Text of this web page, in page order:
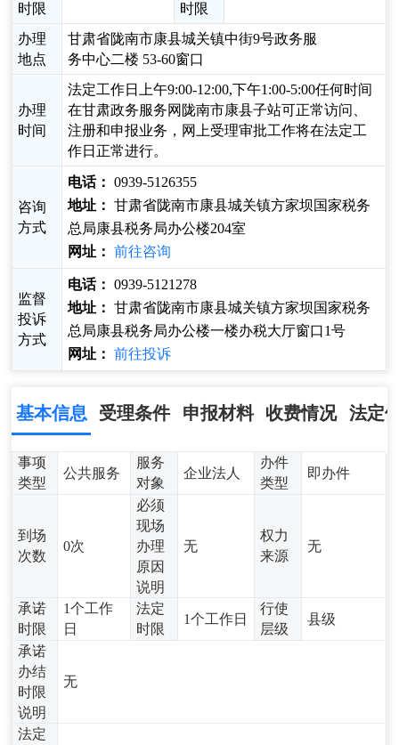
时限
时限
办理
地点
甘肃省陇南市康县城关镇中街9号政务服
务中心二楼 53-60窗口
办理
时间
法定工作日上午9:00-12:00,下午1:00-5:00任何时间
在甘肃政务服务网陇南市康县子站可正常访问、
注册和申报业务，网上受理审批工作将在法定工
作日正常进行。
咨询
方式
电话： 0939-5126355
地址： 甘肃省陇南市康县城关镇方家坝国家税务
总局康县税务局办公楼204室
网址： 前往咨询
监督
投诉
方式
电话： 0939-5121278
地址： 甘肃省陇南市康县城关镇方家坝国家税务
总局康县税务局办公楼一楼办税大厅窗口1号
网址： 前往投诉
基本信息 受理条件 申报材料 收费情况 法定
事项
类型
公共服务
服务
对象
企业法人
办件
类型
即办件
到场
次数
0次
必须
现场
办理
原因
说明
无
权力
来源
无
承诺
时限
1个工作
日
法定
时限
1个工作日
行使
层级
县级
承诺
办结
时限
说明
无
法定